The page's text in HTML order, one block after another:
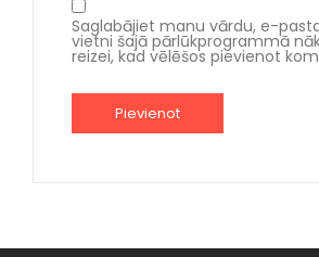
Saglabājiet manu vārdu, e-
vietni šajā pārlūkprogrammā
reizei, kad vēlēšos pievienot